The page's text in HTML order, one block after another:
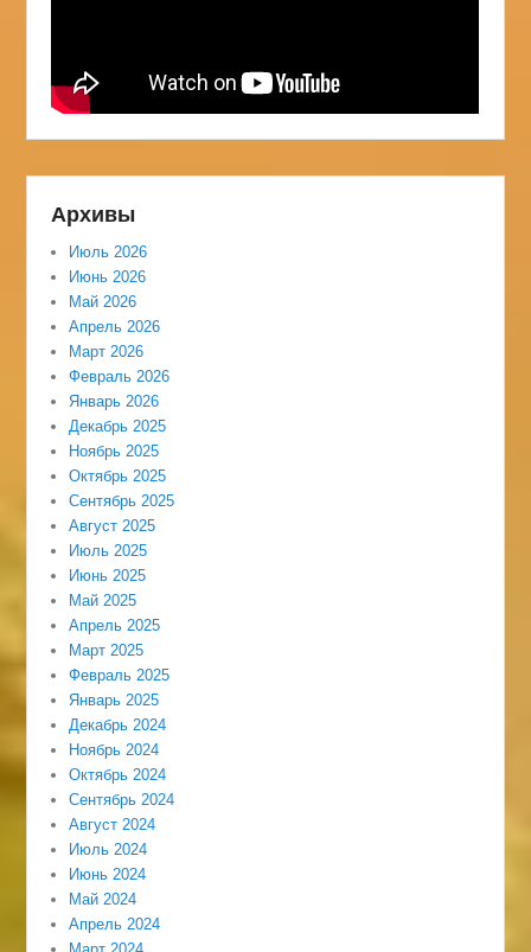
Архивы
Июль 2026
Июнь 2026
Май 2026
Апрель 2026
Март 2026
Февраль 2026
Январь 2026
Декабрь 2025
Ноябрь 2025
Октябрь 2025
Сентябрь 2025
Август 2025
Июль 2025
Июнь 2025
Май 2025
Апрель 2025
Март 2025
Февраль 2025
Январь 2025
Декабрь 2024
Ноябрь 2024
Октябрь 2024
Сентябрь 2024
Август 2024
Июль 2024
Июнь 2024
Май 2024
Апрель 2024